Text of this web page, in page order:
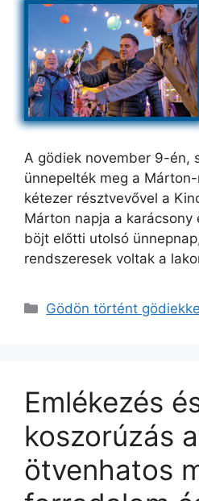
A gödiek november 9-én,
ünnepelték meg a
kétezer résztvevővel a
Márton napja a karácsony
böjt előtti utolsó
rendszeresek voltak a
Kategória
Gödön történt
Emlékezés
koszorúzás
ötvenhatos